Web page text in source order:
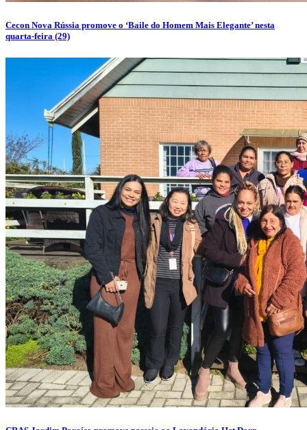
Cecon Nova Rússia promove o ‘Baile do Homem Mais Elegante’ nesta
quarta-feira (29)